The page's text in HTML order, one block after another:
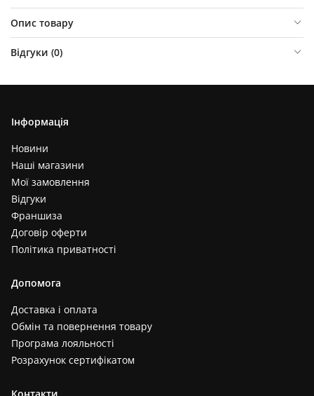
Опис товару
Відгуки (0)
Інформація
Новини
Наші магазини
Мої замовлення
Відгуки
Франшиза
Договір оферти
Політика приватності
Допомога
Доставка і оплата
Обмін та повернення товару
Програма лояльності
Розрахунок сертифікатом